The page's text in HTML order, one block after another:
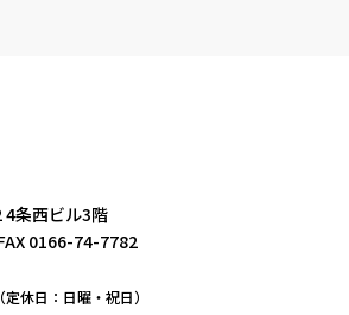
条西ビル3階
0166-74-7782
休日：日曜・祝日）